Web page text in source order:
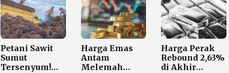
Waspadai
Koreksi Lebih
Dalam
Koordinasi
Bahas
Stabilitas
Rupiah
Dolar AS
Petani Sawit
Sumut
Tersenyum!
Harga Emas
Antam
Melemah
Harga Perak
Rebound 2,63%
di Akhir